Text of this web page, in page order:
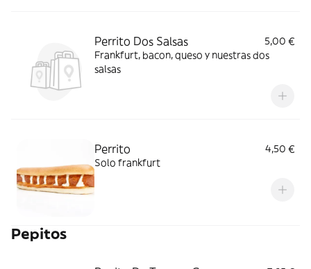
Perrito Dos Salsas
5,00 €
Frankfurt, bacon, queso y nuestras dos
salsas
Perrito
4,50 €
Solo frankfurt
Pepitos